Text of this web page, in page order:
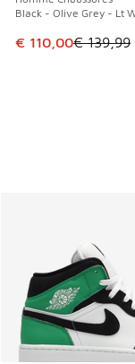
Black - Olive Grey - Lt
Cet article est en
€ 110,00€ 139,99